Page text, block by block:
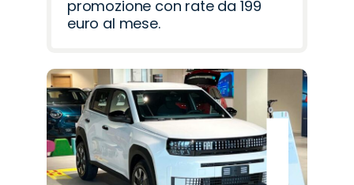
promozione con rate da 199
euro al mese.